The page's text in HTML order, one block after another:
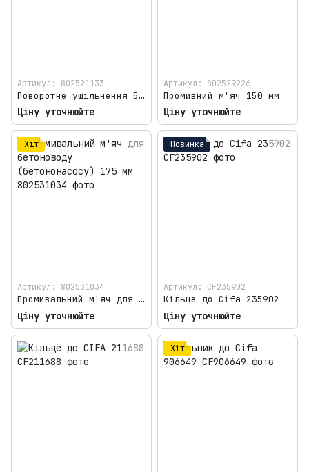
Артикул: 802521133
Поворотне ущільнення 5,5"
Ціну уточнюйте
Артикул: 802529226
Промивний м'яч 150 мм
Ціну уточнюйте
Хіт
Артикул: 802531034
Промивальний м'яч для бетоноводу (бетононасосу) 175 мм
Ціну уточнюйте
Новинка
Артикул: CF235902
Кільце до Cifa 235902
Ціну уточнюйте
Хіт